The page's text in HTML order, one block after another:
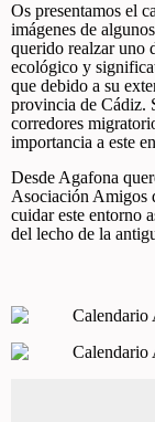
Os presentamos el
imágenes de
querido realzar uno
ecológico y
que debido a su
provincia de Cádiz.
corredores
importancia a este
Desde Agafona
Asociación Amigos
cuidar este entorno
del lecho de la